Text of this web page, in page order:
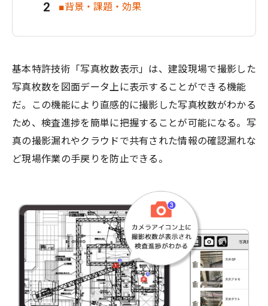
■背景・課題・効果
基本特許技術「写真枚数表示」は、建設現場で撮影した
写真枚数を図面データ上に表示することができる機能
だ。この機能により直感的に撮影した写真枚数がわかる
ため、検査進捗を簡単に把握することが可能になる。写
真の撮影漏れやクラウドで共有された情報の確認漏れな
ど現場作業の手戻りを防止できる。